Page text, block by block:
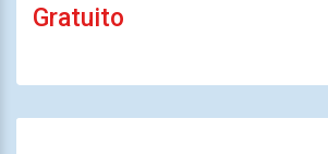
Gratuito